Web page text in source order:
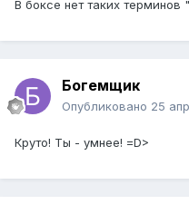
В боксе нет таких терминов
Богемщик
Опубликовано 25
Круто! Ты - умнее! =D>